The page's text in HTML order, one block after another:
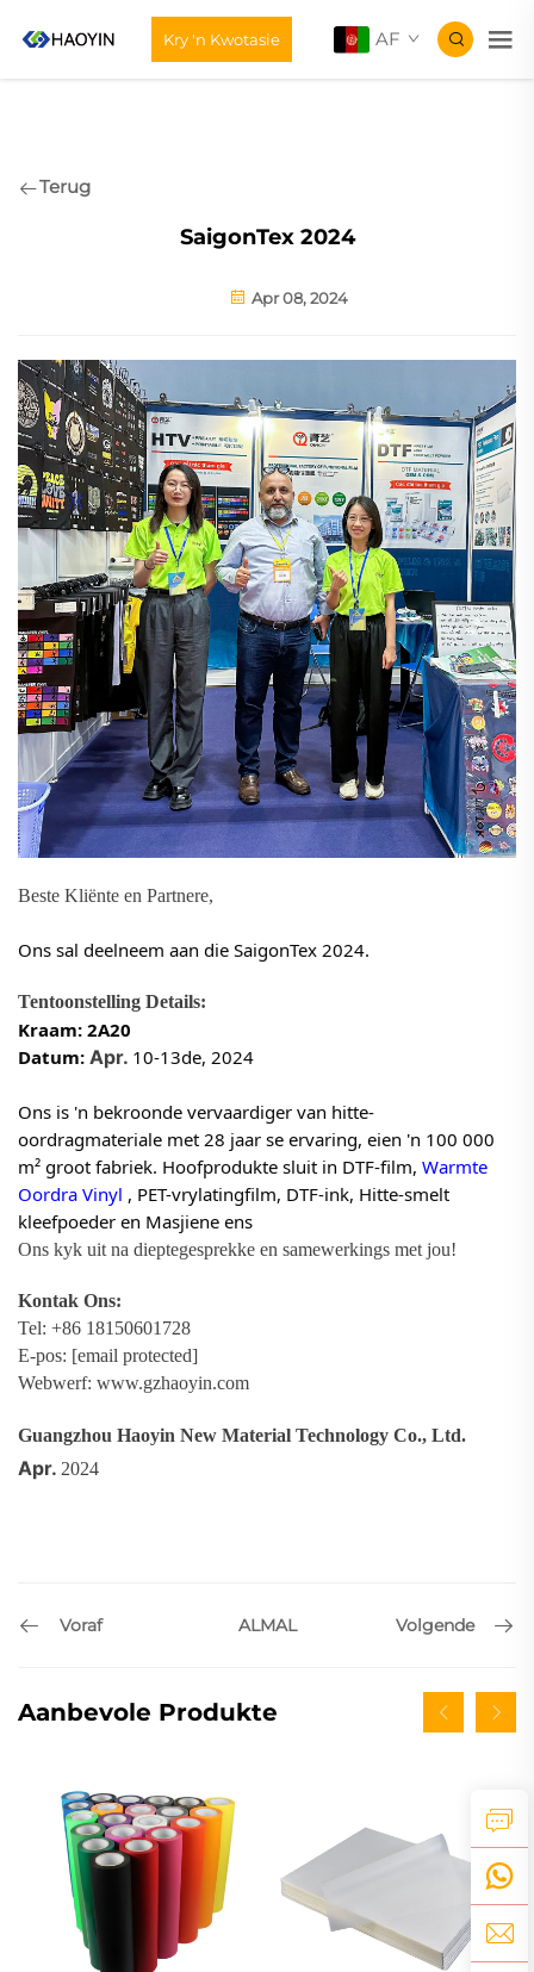
Kry 'n Kwotasie AF
Terug
SaigonTex 2024
Apr 08, 2024
Beste Kliënte en Partnere,
Ons sal deelneem aan die SaigonTex 2024.
Tentoonstelling Details:
Kraam: 2A20
Datum: Apr. 10-13de, 2024
Ons is 'n bekroonde vervaardiger van hitte-
oordragmateriale met 28 jaar se ervaring, eien 'n 100 000
m² groot fabriek. Hoofprodukte sluit in DTF-film, Warmte
Oordra Vinyl , PET-vrylatingfilm, DTF-ink, Hitte-smelt
kleefpoeder en Masjiene ens
Ons kyk uit na dieptegesprekke en samewerkings met jou!
Kontak Ons:
Tel: +86 18150601728
E-pos: [email protected]
Webwerf: www.gzhaoyin.com
Guangzhou Haoyin New Material Technology Co., Ltd.
Apr. 2024
Voraf ALMAL Volgende
Aanbevole Produkte